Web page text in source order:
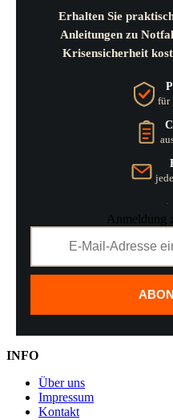
Erhalten Sie
Anleitungen zu
Krisensicherheit
für
Anmeldung
INFO
Über uns
Impressum
Kontakt